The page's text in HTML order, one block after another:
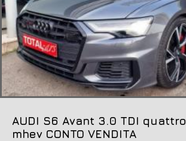
AUDI S6 Avant 3.0 TDI
mhev CONTO VENDITA